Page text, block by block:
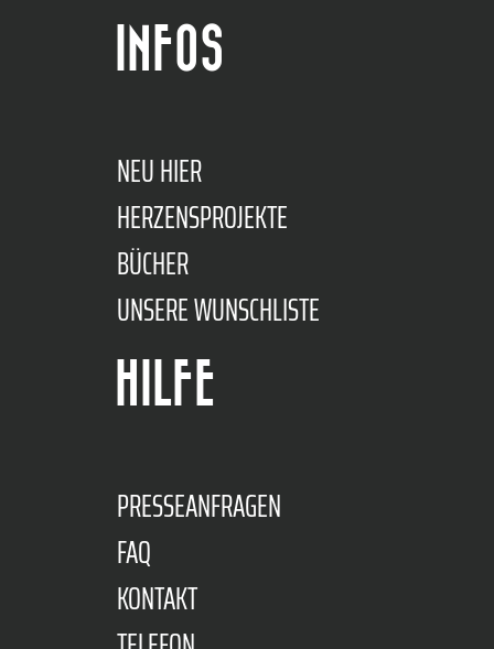
INFOS
NEU HIER
HERZENSPROJEKTE
BÜCHER
UNSERE WUNSCHLISTE
HILFE
PRESSEANFRAGEN
FAQ
KONTAKT